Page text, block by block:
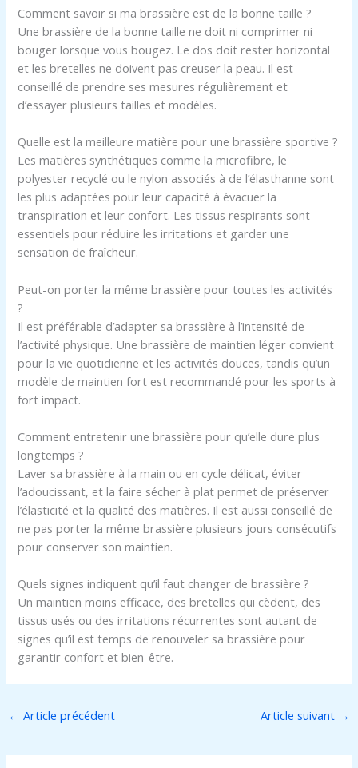
Comment savoir si ma brassière est de la bonne taille ?
Une brassière de la bonne taille ne doit ni comprimer ni
bouger lorsque vous bougez. Le dos doit rester horizontal
et les bretelles ne doivent pas creuser la peau. Il est
conseillé de prendre ses mesures régulièrement et
d’essayer plusieurs tailles et modèles.
Quelle est la meilleure matière pour une brassière sportive ?
Les matières synthétiques comme la microfibre, le
polyester recyclé ou le nylon associés à de l’élasthanne sont
les plus adaptées pour leur capacité à évacuer la
transpiration et leur confort. Les tissus respirants sont
essentiels pour réduire les irritations et garder une
sensation de fraîcheur.
Peut-on porter la même brassière pour toutes les activités
?
Il est préférable d’adapter sa brassière à l’intensité de
l’activité physique. Une brassière de maintien léger convient
pour la vie quotidienne et les activités douces, tandis qu’un
modèle de maintien fort est recommandé pour les sports à
fort impact.
Comment entretenir une brassière pour qu’elle dure plus
longtemps ?
Laver sa brassière à la main ou en cycle délicat, éviter
l’adoucissant, et la faire sécher à plat permet de préserver
l’élasticité et la qualité des matières. Il est aussi conseillé de
ne pas porter la même brassière plusieurs jours consécutifs
pour conserver son maintien.
Quels signes indiquent qu’il faut changer de brassière ?
Un maintien moins efficace, des bretelles qui cèdent, des
tissus usés ou des irritations récurrentes sont autant de
signes qu’il est temps de renouveler sa brassière pour
garantir confort et bien-être.
← Article précédent Article suivant →